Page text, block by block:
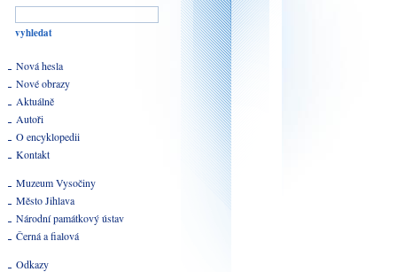
Nová hesla
Nové obrazy
Aktuálně
Autoři
O encyklopedii
Kontakt
Muzeum Vysočiny
Město Jihlava
Národní památkový ústav
Černá a fialová
Odkazy